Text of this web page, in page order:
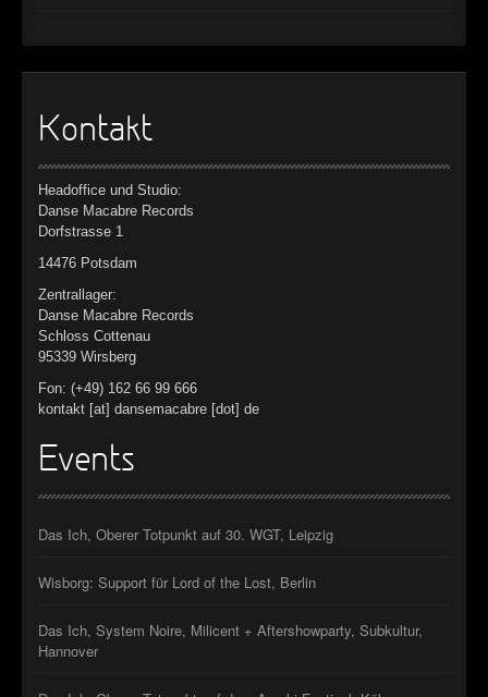
►
►
►
Kontakt
Headoffice und Studio:
Danse Macabre Records
Dorfstrasse 1
14476 Potsdam
Zentrallager:
Danse Macabre Records
Schloss Cottenau
95339 Wirsberg
Fon: (+49) 162 66 99 666
kontakt [at] dansemacabre [dot] de
Events
Das Ich, Oberer Totpunkt auf 30. WGT, Leipzig
Wisborg: Support für Lord of the Lost, Berlin
Das Ich, System Noire, Milicent + Aftershowparty, Subkultur,
Hannover